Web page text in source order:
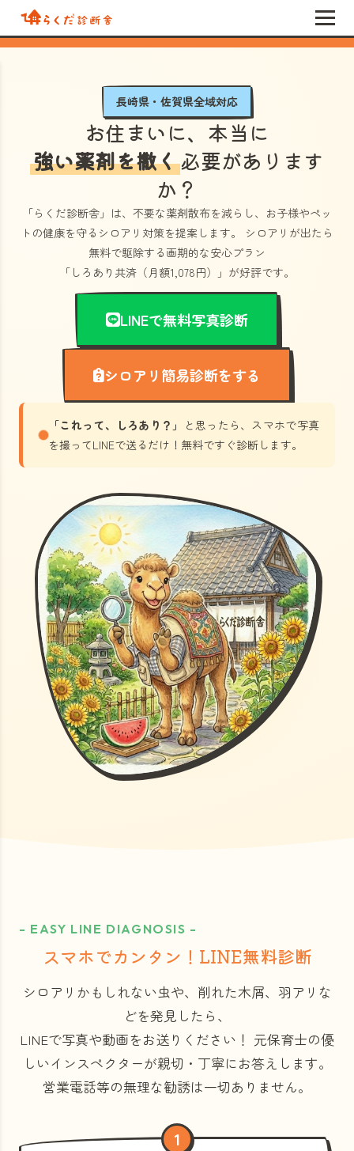
長崎県・佐賀県全域対応
お住まいに、本当に
強い薬剤を撒く必要があります
か？
「らくだ診断舎」 は、不要な薬剤散布を減らし、お子様やペッ
トの健康を守るシロアリ対策を提案します。 シロアリが出たら
無料で駆除する画期的な安心プラン
「しろあり共済（月額1,078円）」 が好評です。
LINEで無料写真診断
シロアリ簡易診断をする
「これって、しろあり？」
と思ったら、スマホで写真
を撮ってLINEで送るだけ！無料ですぐ診断します。
- EASY LINE DIAGNOSIS -
スマホでカンタン！LINE無料診断
シロアリかもしれない虫や、削れた木屑、羽アリな
どを発見したら、
LINEで写真や動画をお送りください！ 元保育士の優
しいインスペクターが親切・丁寧にお答えします。
営業電話等の無理な勧誘は一切ありません。
1